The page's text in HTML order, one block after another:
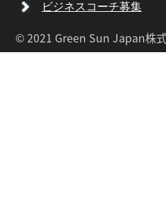
ビジネスコーチ募集
© 2021 Green Sun Japan株